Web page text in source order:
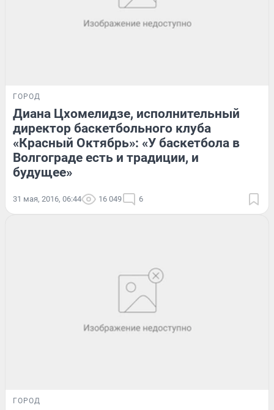
ГОРОД
Диана Цхомелидзе, исполнительный
директор баскетбольного клуба
«Красный Октябрь»: «У баскетбола в
Волгограде есть и традиции, и
будущее»
31 мая, 2016, 06:44 16 049 6
ГОРОД